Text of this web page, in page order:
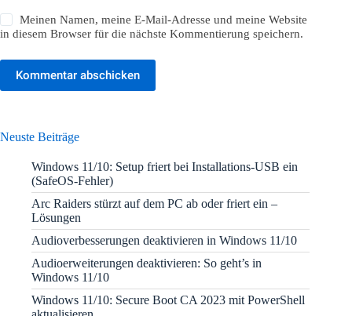
Meinen Namen, meine E-Mail-Adresse und meine Website
in diesem Browser für die nächste Kommentierung speichern.
Kommentar abschicken
Neuste Beiträge
Windows 11/10: Setup friert bei Installations-USB ein
(SafeOS-Fehler)
Arc Raiders stürzt auf dem PC ab oder friert ein –
Lösungen
Audioverbesserungen deaktivieren in Windows 11/10
Audioerweiterungen deaktivieren: So geht’s in
Windows 11/10
Windows 11/10: Secure Boot CA 2023 mit PowerShell